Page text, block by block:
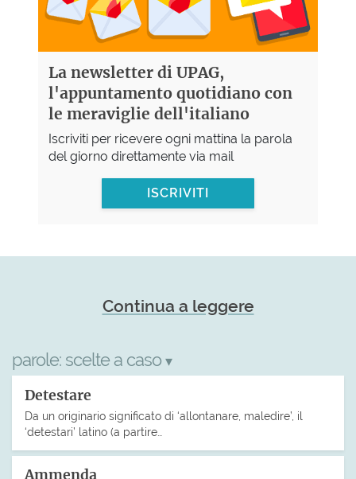
La newsletter di UPAG,
l'appuntamento quotidiano con
le meraviglie dell'italiano
Iscriviti per ricevere ogni mattina la parola
del giorno direttamente via mail
ISCRIVITI
Continua a leggere
parole: scelte a caso ▾
Detestare
Da un originario significato di ‘allontanare, maledire’, il
‘detestari’ latino (a partire…
Ammenda